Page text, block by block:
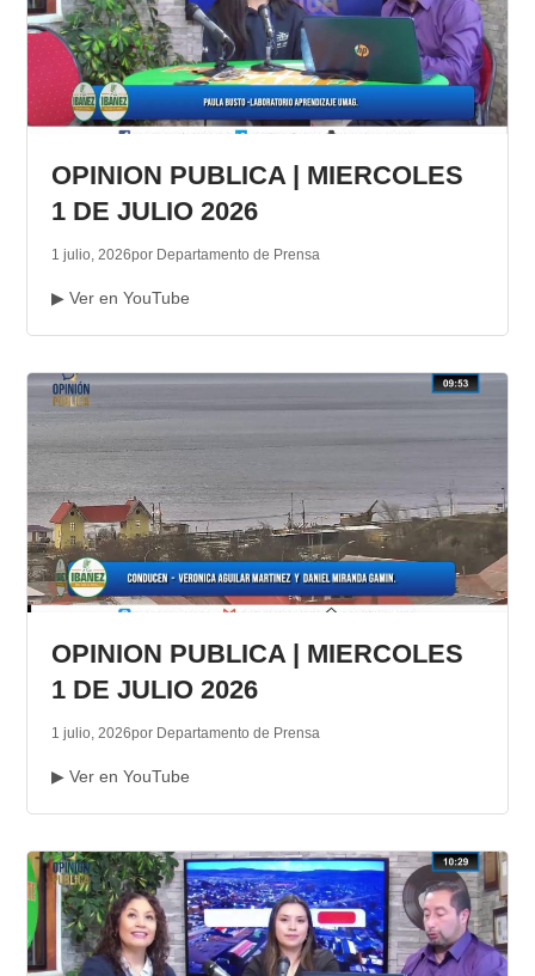
OPINION PUBLICA | MIERCOLES
1 DE JULIO 2026
1 julio, 2026por Departamento de Prensa
▶ Ver en YouTube
OPINION PUBLICA | MIERCOLES
1 DE JULIO 2026
1 julio, 2026por Departamento de Prensa
▶ Ver en YouTube